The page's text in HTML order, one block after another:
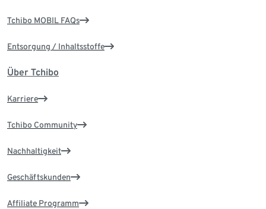
Tchibo MOBIL FAQs
Entsorgung / Inhaltsstoffe
Über Tchibo
Karriere
Tchibo Community
Nachhaltigkeit
Geschäftskunden
Affiliate Programm